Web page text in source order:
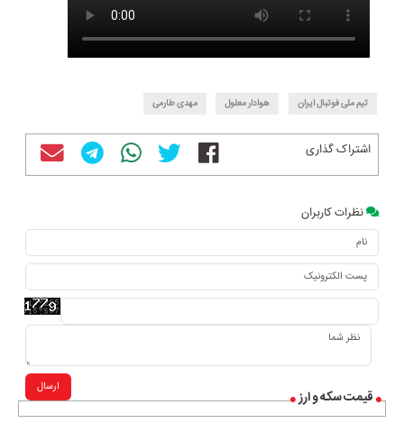
قیمت سکه و ارز
تیم ملی فوتبال ایران هوادار معلول مهدی طارمی
اشتراک گذاری
نظرات کاربران
ارسال